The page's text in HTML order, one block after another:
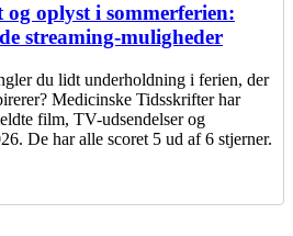
oplyst i sommerferien:
streaming-muligheder
du lidt underholdning i ferien, der
Medicinske Tidsskrifter har
film, TV-udsendelser og
De har alle scoret 5 ud af 6 stjerner.